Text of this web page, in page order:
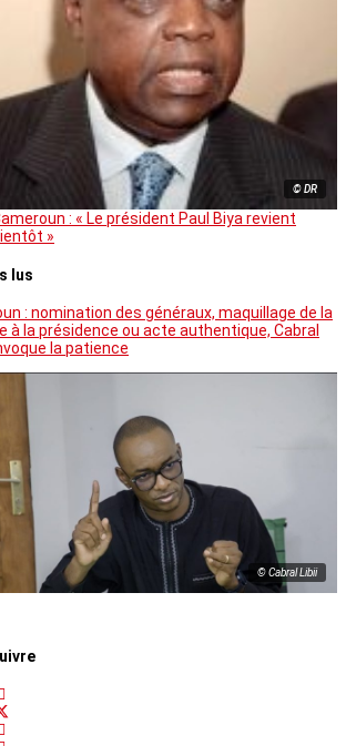
© DR
: « Le président Paul Biya revient
»
lus
: nomination des généraux, maquillage de la
à la présidence ou acte authentique, Cabral
la patience
© Cabral Libii